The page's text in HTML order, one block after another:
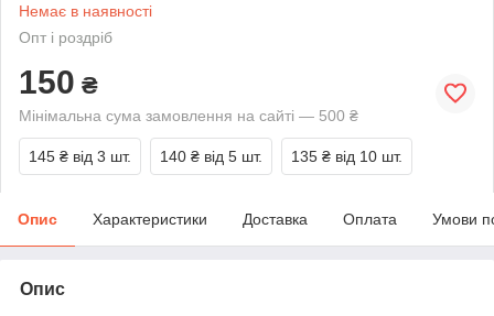
Немає в наявності
Опт і роздріб
150 ₴
Мінімальна сума замовлення на сайті — 500 ₴
145 ₴ від 3 шт. 140 ₴ від 5 шт. 135 ₴ від 10 шт.
Опис Характеристики Доставка Оплата Умови
Опис